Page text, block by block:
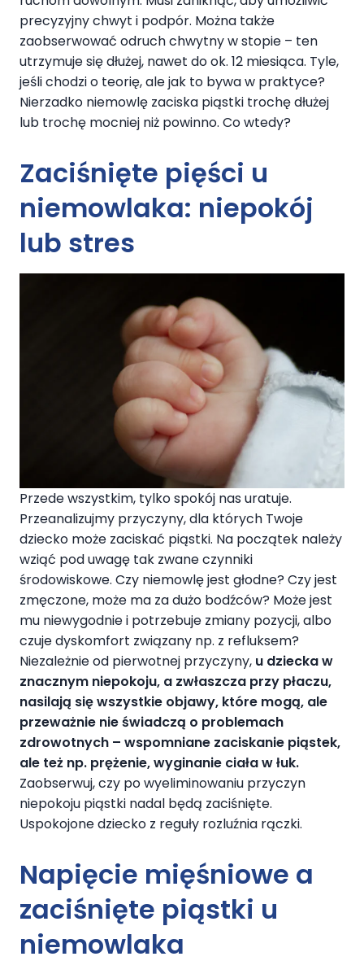
precyzyjny chwyt i podpór. Można także
zaobserwować odruch chwytny w stopie – ten
utrzymuje się dłużej, nawet do ok. 12 miesiąca. Tyle,
jeśli chodzi o teorię, ale jak to bywa w praktyce?
Nierzadko niemowlę zaciska piąstki trochę dłużej
lub trochę mocniej niż powinno. Co wtedy?
Zaciśnięte pięści u
niemowlaka: niepokój
lub stres
Przede wszystkim, tylko spokój nas uratuje.
Przeanalizujmy przyczyny, dla których Twoje
dziecko może zaciskać piąstki. Na początek należy
wziąć pod uwagę tak zwane czynniki
środowiskowe. Czy niemowlę jest głodne? Czy jest
zmęczone, może ma za dużo bodźców? Może jest
mu niewygodnie i potrzebuje zmiany pozycji, albo
czuje dyskomfort związany np. z refluksem?
Niezależnie od pierwotnej przyczyny, u dziecka w
znacznym niepokoju, a zwłaszcza przy płaczu,
nasilają się wszystkie objawy, które mogą, ale
przeważnie nie świadczą o problemach
zdrowotnych – wspomniane zaciskanie piąstek,
ale też np. prężenie, wyginanie ciała w łuk.
Zaobserwuj, czy po wyeliminowaniu przyczyn
niepokoju piąstki nadal będą zaciśnięte.
Uspokojone dziecko z reguły rozluźnia rączki.
Napięcie mięśniowe a
zaciśnięte piąstki u
niemowlaka